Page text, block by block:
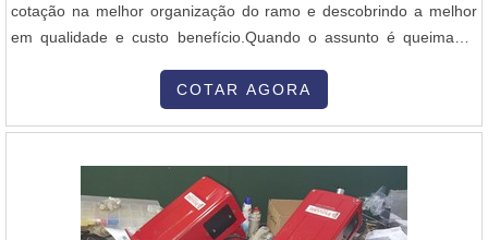
cotação na melhor organização do ramo e descobrindo a melhor
em qualidade e custo benefício.Quando o assunto é queimador
encontrar proteção com soluções para estufas, fornos e
caldeiras.MAIS INFORMAÇÕES SOBRE QUEIMADOR PARA
COTAR AGORA